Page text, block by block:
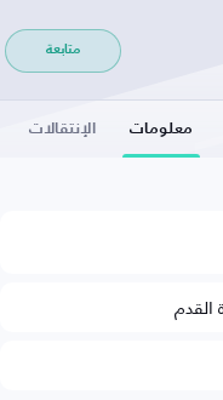
متابعة
معلومات الإنتقالات
القدم